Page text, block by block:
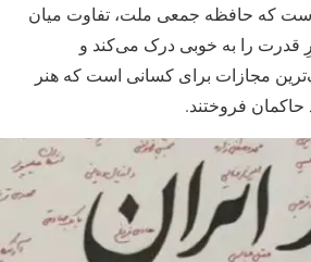
است که حافظه جمعی ملت، تفاوت میان
قدرت را به خوبی درک می‌کند و
مجازات برای کسانی است که هنر
حاکمان فروختند.